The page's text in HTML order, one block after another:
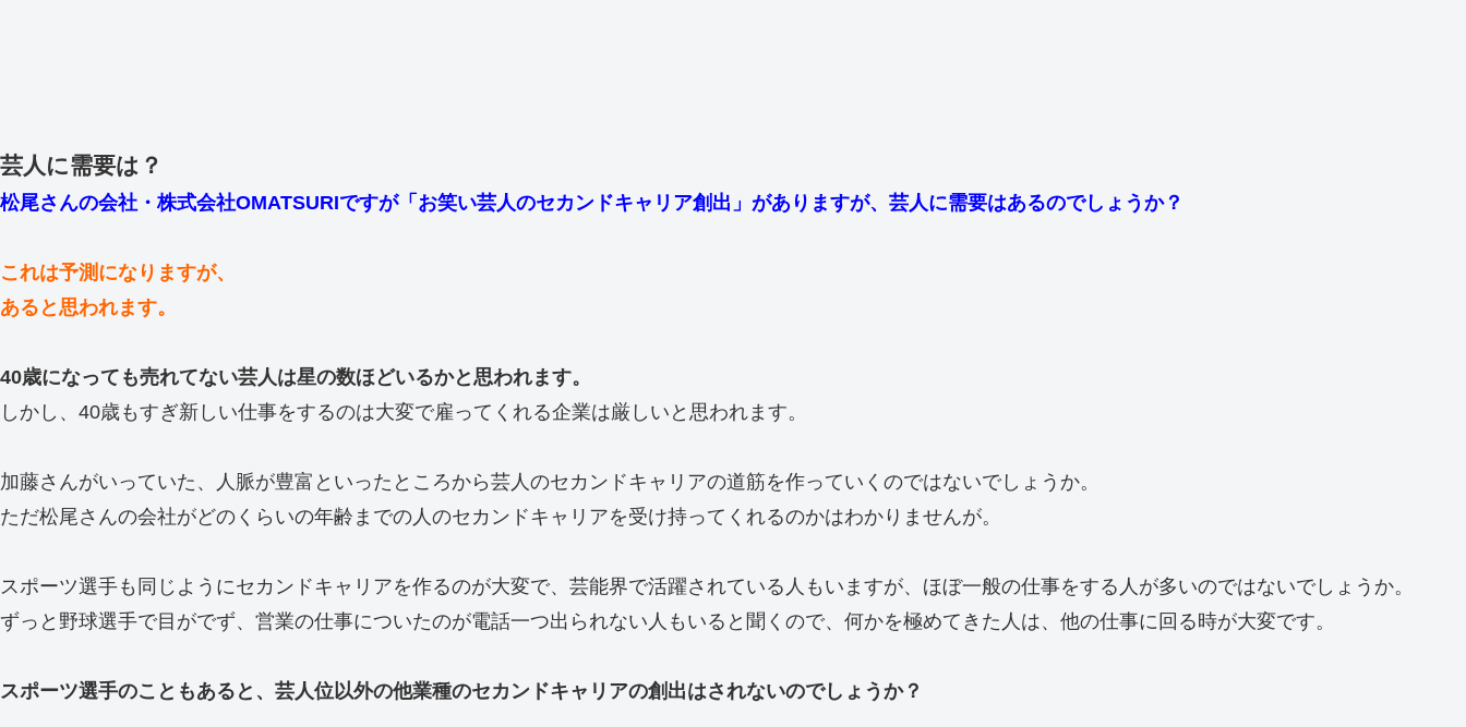
芸人に需要は？
松尾さんの会社・株式会社OMATSURIですが「お笑い芸人のセカンドキャリア創出」がありますが、芸人に需要はあるのでしょうか？
これは予測になりますが、
あると思われます。
40歳になっても売れてない芸人は星の数ほどいるかと思われます。
しかし、40歳もすぎ新しい仕事をするのは大変で雇ってくれる企業は厳しいと思われます。
加藤さんがいっていた、人脈が豊富といったところから芸人のセカンドキャリアの道筋を作っていくのではないでしょうか。
ただ松尾さんの会社がどのくらいの年齢までの人のセカンドキャリアを受け持ってくれるのかはわかりませんが。
スポーツ選手も同じようにセカンドキャリアを作るのが大変で、芸能界で活躍されている人もいますが、ほぼ一般の仕事をする人が多いのではないでしょうか。
ずっと野球選手で目がでず、営業の仕事についたのが電話一つ出られない人もいると聞くので、何かを極めてきた人は、他の仕事に回る時が大変です。
スポーツ選手のこともあると、芸人位以外の他業種のセカンドキャリアの創出はされないのでしょうか？